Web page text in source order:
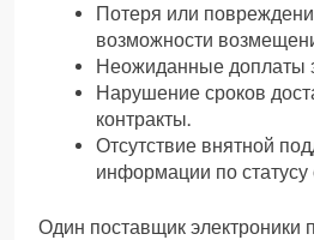
Потеря или
возможности
Неожиданные доплаты
Нарушение сроков
контракты.
Отсутствие внятной
информации по статусу
Один поставщик электроники